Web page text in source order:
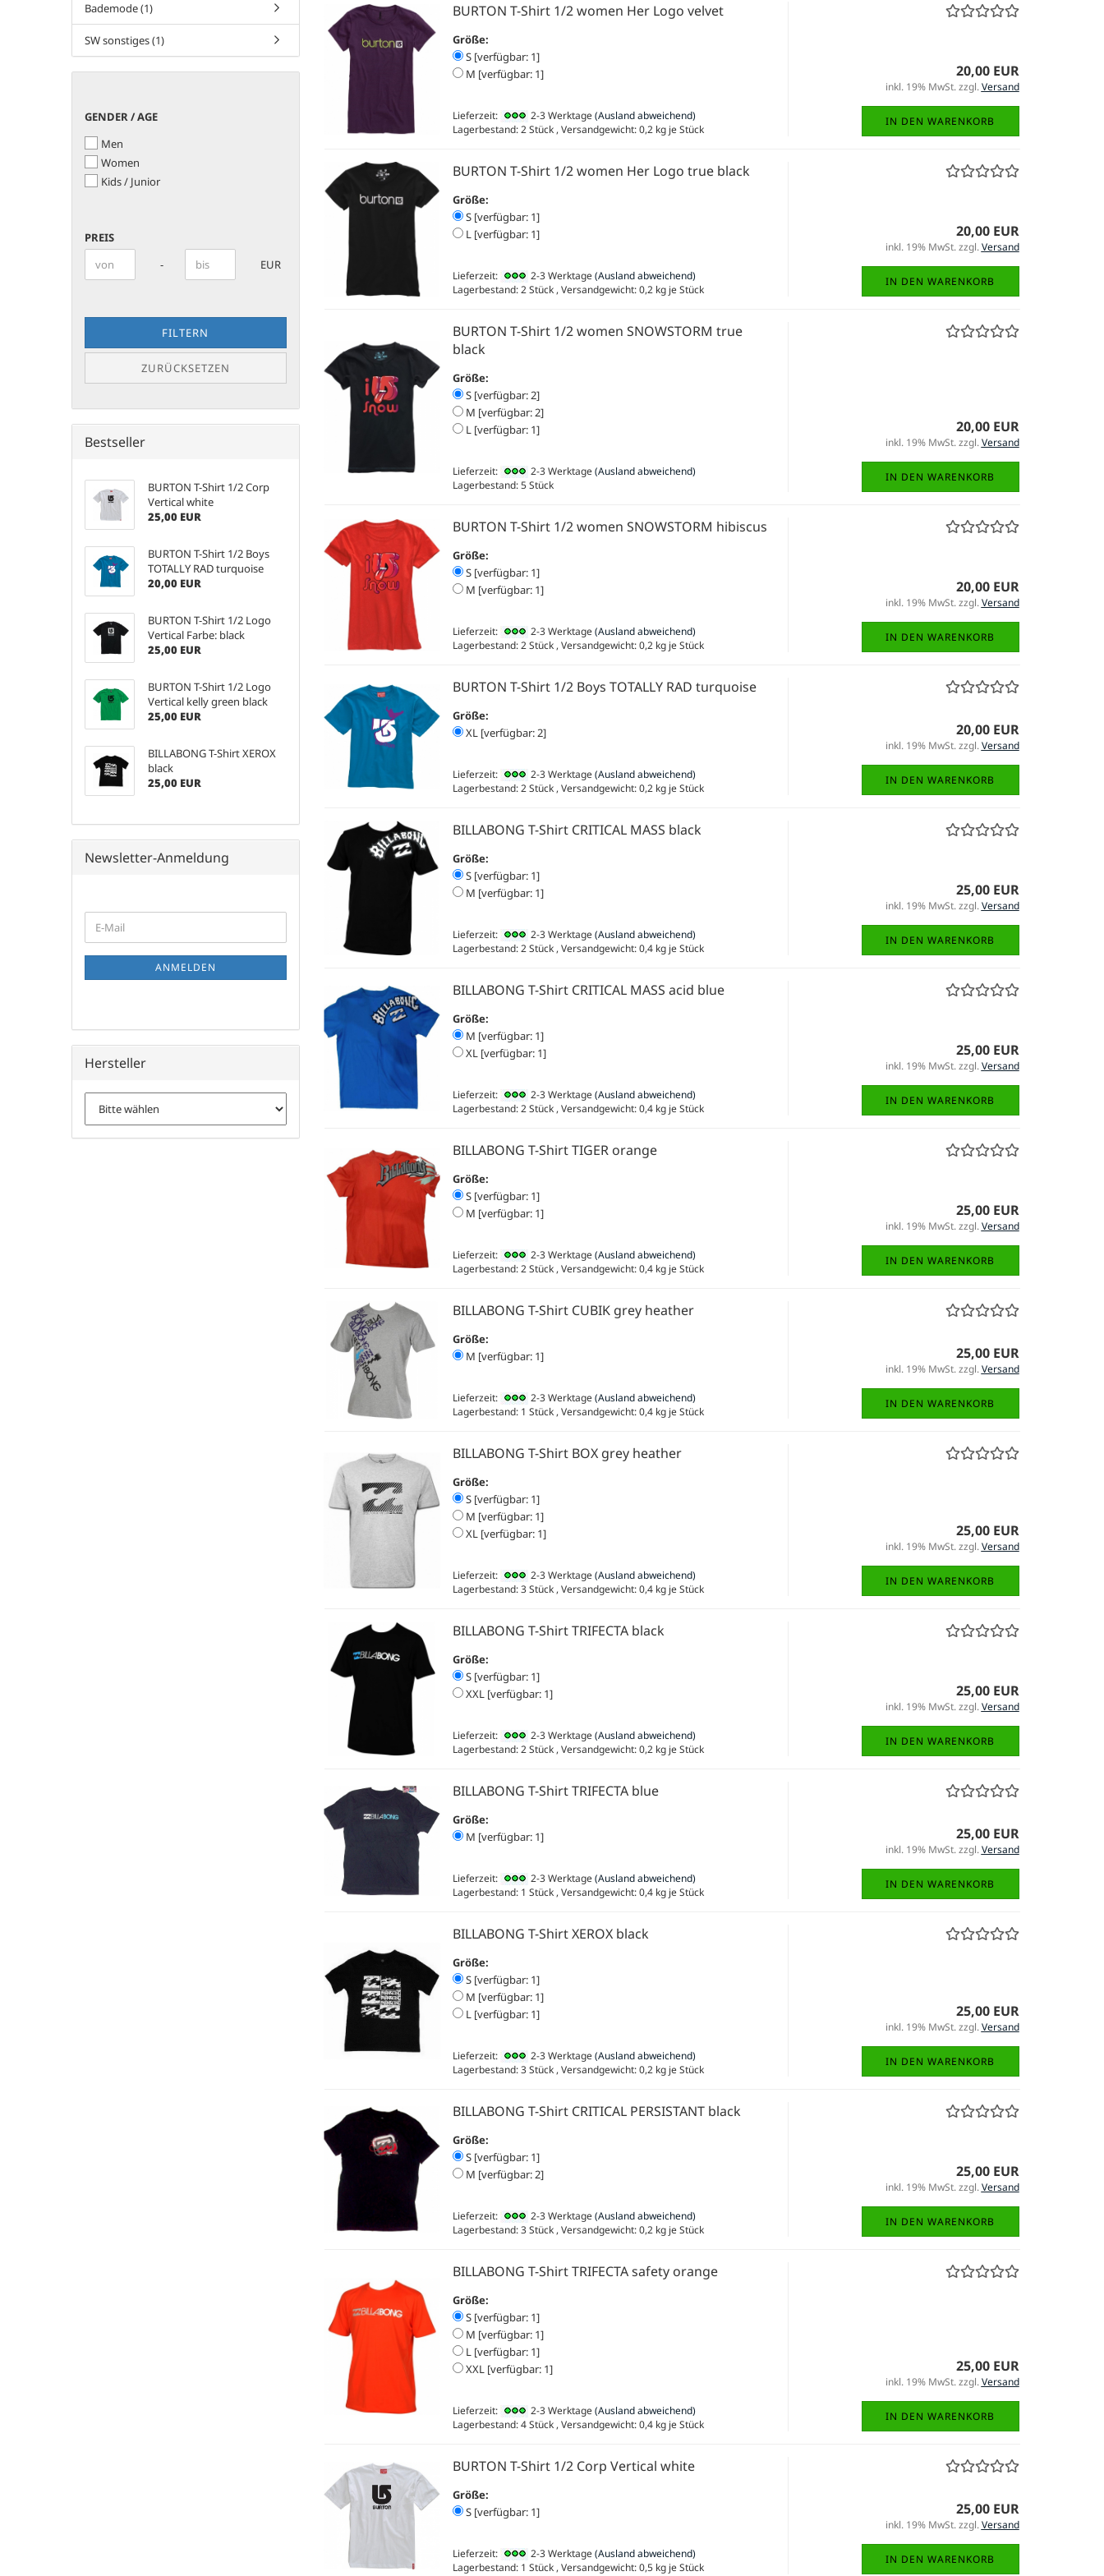
BURTON T-Shirt 1/2 women Her Logo velvet
Größe:
S [verfügbar: 1]
M [verfügbar: 1]
Lieferzeit: 2-3 Werktage (Ausland abweichend)
Lagerbestand: 2 Stück , Versandgewicht:0,2kg je Stück
20,00 EUR
inkl. 19% MwSt. zzgl.Versand
IN DEN WARENKORB
BURTON T-Shirt 1/2 women Her Logo true black
Größe:
S [verfügbar: 1]
L [verfügbar: 1]
Lieferzeit: 2-3 Werktage (Ausland abweichend)
Lagerbestand: 2 Stück , Versandgewicht:0,2kg je Stück
20,00 EUR
inkl. 19% MwSt. zzgl.Versand
IN DEN WARENKORB
BURTON T-Shirt 1/2 women SNOWSTORM true
black
Größe:
S [verfügbar: 2]
M [verfügbar: 2]
L [verfügbar: 1]
Lieferzeit: 2-3 Werktage (Ausland abweichend)
Lagerbestand: 5 Stück
20,00 EUR
inkl. 19% MwSt. zzgl.Versand
IN DEN WARENKORB
BURTON T-Shirt 1/2 women SNOWSTORM hibiscus
Größe:
S [verfügbar: 1]
M [verfügbar: 1]
Lieferzeit: 2-3 Werktage (Ausland abweichend)
Lagerbestand: 2 Stück , Versandgewicht:0,2kg je Stück
20,00 EUR
inkl. 19% MwSt. zzgl.Versand
IN DEN WARENKORB
BURTON T-Shirt 1/2 Boys TOTALLY RAD turquoise
Größe:
XL [verfügbar: 2]
Lieferzeit: 2-3 Werktage (Ausland abweichend)
Lagerbestand: 2 Stück , Versandgewicht:0,2kg je Stück
20,00 EUR
inkl. 19% MwSt. zzgl.Versand
IN DEN WARENKORB
BILLABONG T-Shirt CRITICAL MASS black
Größe:
S [verfügbar: 1]
M [verfügbar: 1]
Lieferzeit: 2-3 Werktage (Ausland abweichend)
Lagerbestand: 2 Stück , Versandgewicht:0,4kg je Stück
25,00 EUR
inkl. 19% MwSt. zzgl.Versand
IN DEN WARENKORB
BILLABONG T-Shirt CRITICAL MASS acid blue
Größe:
M [verfügbar: 1]
XL [verfügbar: 1]
Lieferzeit: 2-3 Werktage (Ausland abweichend)
Lagerbestand: 2 Stück , Versandgewicht:0,4kg je Stück
25,00 EUR
inkl. 19% MwSt. zzgl.Versand
IN DEN WARENKORB
BILLABONG T-Shirt TIGER orange
Größe:
S [verfügbar: 1]
M [verfügbar: 1]
Lieferzeit: 2-3 Werktage (Ausland abweichend)
Lagerbestand: 2 Stück , Versandgewicht:0,4kg je Stück
25,00 EUR
inkl. 19% MwSt. zzgl.Versand
IN DEN WARENKORB
BILLABONG T-Shirt CUBIK grey heather
Größe:
M [verfügbar: 1]
Lieferzeit: 2-3 Werktage (Ausland abweichend)
Lagerbestand: 1 Stück , Versandgewicht:0,4kg je Stück
25,00 EUR
inkl. 19% MwSt. zzgl.Versand
IN DEN WARENKORB
BILLABONG T-Shirt BOX grey heather
Größe:
S [verfügbar: 1]
M [verfügbar: 1]
XL [verfügbar: 1]
Lieferzeit: 2-3 Werktage (Ausland abweichend)
Lagerbestand: 3 Stück , Versandgewicht:0,4kg je Stück
25,00 EUR
inkl. 19% MwSt. zzgl.Versand
IN DEN WARENKORB
BILLABONG T-Shirt TRIFECTA black
Größe:
S [verfügbar: 1]
XXL [verfügbar: 1]
Lieferzeit: 2-3 Werktage (Ausland abweichend)
Lagerbestand: 2 Stück , Versandgewicht:0,2kg je Stück
25,00 EUR
inkl. 19% MwSt. zzgl.Versand
IN DEN WARENKORB
BILLABONG T-Shirt TRIFECTA blue
Größe:
M [verfügbar: 1]
Lieferzeit: 2-3 Werktage (Ausland abweichend)
Lagerbestand: 1 Stück , Versandgewicht:0,4kg je Stück
25,00 EUR
inkl. 19% MwSt. zzgl.Versand
IN DEN WARENKORB
BILLABONG T-Shirt XEROX black
Größe:
S [verfügbar: 1]
M [verfügbar: 1]
L [verfügbar: 1]
Lieferzeit: 2-3 Werktage (Ausland abweichend)
Lagerbestand: 3 Stück , Versandgewicht:0,2kg je Stück
25,00 EUR
inkl. 19% MwSt. zzgl.Versand
IN DEN WARENKORB
BILLABONG T-Shirt CRITICAL PERSISTANT black
Größe:
S [verfügbar: 1]
M [verfügbar: 2]
Lieferzeit: 2-3 Werktage (Ausland abweichend)
Lagerbestand: 3 Stück , Versandgewicht:0,2kg je Stück
25,00 EUR
inkl. 19% MwSt. zzgl.Versand
IN DEN WARENKORB
BILLABONG T-Shirt TRIFECTA safety orange
Größe:
S [verfügbar: 1]
M [verfügbar: 1]
L [verfügbar: 1]
XXL [verfügbar: 1]
Lieferzeit: 2-3 Werktage (Ausland abweichend)
Lagerbestand: 4 Stück , Versandgewicht:0,4kg je Stück
25,00 EUR
inkl. 19% MwSt. zzgl.Versand
IN DEN WARENKORB
BURTON T-Shirt 1/2 Corp Vertical white
Größe:
S [verfügbar: 1]
Lieferzeit: 2-3 Werktage (Ausland abweichend)
Lagerbestand: 1 Stück , Versandgewicht:0,5kg je Stück
25,00 EUR
inkl. 19% MwSt. zzgl.Versand
IN DEN WARENKORB
Bademode (1)
SW sonstiges (1)
GENDER
AGE
GENDER / AGE
Men
Women
Kids / Junior
PREIS
Preis bis
- EUR
FILTERN
ZURÜCKSETZEN
Bestseller
BURTON T-Shirt 1/2 Corp
Vertical white
25,00 EUR
BURTON T-Shirt 1/2 Boys
TOTALLY RAD turquoise
20,00 EUR
BURTON T-Shirt 1/2 Logo
Vertical Farbe: black
25,00 EUR
BURTON T-Shirt 1/2 Logo
Vertical kelly green black
25,00 EUR
BILLABONG T-Shirt XEROX
black
25,00 EUR
Newsletter-Anmeldung
ZUR
NEWSLETTER-
E-
Mail
ANMELDEN
Hersteller